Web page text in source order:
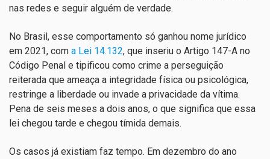
nas redes e seguir alguém de verdade.
No Brasil, esse comportamento só ganhou nome jurídico
em 2021, com a Lei 14.132, que inseriu o Artigo 147-A no
Código Penal e tipificou como crime a perseguição
reiterada que ameaça a integridade física ou psicológica,
restringe a liberdade ou invade a privacidade da vítima.
Pena de seis meses a dois anos, o que significa que essa
lei chegou tarde e chegou tímida demais.
Os casos já existiam faz tempo. Em dezembro do ano